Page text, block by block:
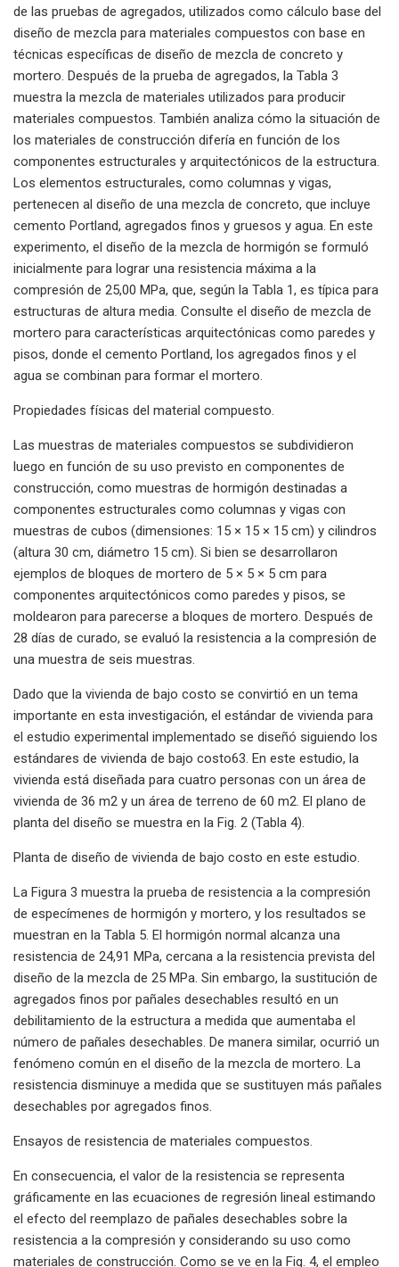
de las pruebas de agregados, utilizados como cálculo base del
diseño de mezcla para materiales compuestos con base en
técnicas específicas de diseño de mezcla de concreto y
mortero. Después de la prueba de agregados, la Tabla 3
muestra la mezcla de materiales utilizados para producir
materiales compuestos. También analiza cómo la situación de
los materiales de construcción difería en función de los
componentes estructurales y arquitectónicos de la estructura.
Los elementos estructurales, como columnas y vigas,
pertenecen al diseño de una mezcla de concreto, que incluye
cemento Portland, agregados finos y gruesos y agua. En este
experimento, el diseño de la mezcla de hormigón se formuló
inicialmente para lograr una resistencia máxima a la
compresión de 25,00 MPa, que, según la Tabla 1, es típica para
estructuras de altura media. Consulte el diseño de mezcla de
mortero para características arquitectónicas como paredes y
pisos, donde el cemento Portland, los agregados finos y el
agua se combinan para formar el mortero.
Propiedades físicas del material compuesto.
Las muestras de materiales compuestos se subdividieron
luego en función de su uso previsto en componentes de
construcción, como muestras de hormigón destinadas a
componentes estructurales como columnas y vigas con
muestras de cubos (dimensiones: 15 × 15 × 15 cm) y cilindros
(altura 30 cm, diámetro 15 cm). Si bien se desarrollaron
ejemplos de bloques de mortero de 5 × 5 × 5 cm para
componentes arquitectónicos como paredes y pisos, se
moldearon para parecerse a bloques de mortero. Después de
28 días de curado, se evaluó la resistencia a la compresión de
una muestra de seis muestras.
Dado que la vivienda de bajo costo se convirtió en un tema
importante en esta investigación, el estándar de vivienda para
el estudio experimental implementado se diseñó siguiendo los
estándares de vivienda de bajo costo63. En este estudio, la
vivienda está diseñada para cuatro personas con un área de
vivienda de 36 m2 y un área de terreno de 60 m2. El plano de
planta del diseño se muestra en la Fig. 2 (Tabla 4).
Planta de diseño de vivienda de bajo costo en este estudio.
La Figura 3 muestra la prueba de resistencia a la compresión
de especímenes de hormigón y mortero, y los resultados se
muestran en la Tabla 5. El hormigón normal alcanza una
resistencia de 24,91 MPa, cercana a la resistencia prevista del
diseño de la mezcla de 25 MPa. Sin embargo, la sustitución de
agregados finos por pañales desechables resultó en un
debilitamiento de la estructura a medida que aumentaba el
número de pañales desechables. De manera similar, ocurrió un
fenómeno común en el diseño de la mezcla de mortero. La
resistencia disminuye a medida que se sustituyen más pañales
desechables por agregados finos.
Ensayos de resistencia de materiales compuestos.
En consecuencia, el valor de la resistencia se representa
gráficamente en las ecuaciones de regresión lineal estimando
el efecto del reemplazo de pañales desechables sobre la
resistencia a la compresión y considerando su uso como
materiales de construcción. Como se ve en la Fig. 4, el empleo